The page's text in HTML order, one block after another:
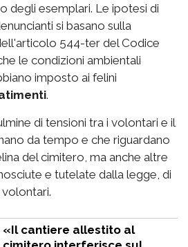
degli esemplari. Le ipotesi di
si basano sulla
544-ter del Codice
le condizioni ambientali
imposto ai felini
.
di tensioni tra i volontari e il
da tempo e che riguardano
del cimitero, ma anche altre
e tutelate dalla legge, di
«Il cantiere allestito al